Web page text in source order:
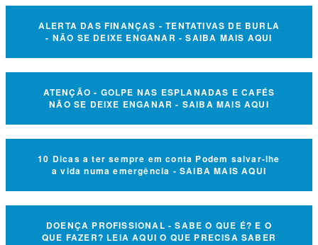
ALERTA DAS FINANÇAS - TENTATIVAS DE BURLA
- NÃO SE DEIXE ENGANAR - SAIBA MAIS AQUI
ATENÇÃO - GOLPE NAS ESPLANADAS E CAFÉS
NÃO SE DEIXE ENGANAR - SAIBA MAIS AQUI
10 Dicas a ter sempre em conta Podem salvar-lhe
a vida numa emergência - SAIBA MAIS AQUI
DOENÇA PROFISSIONAL - SABE O QUE É? E O
QUE FAZER? LEIA AQUI O QUE PRECISA SABER